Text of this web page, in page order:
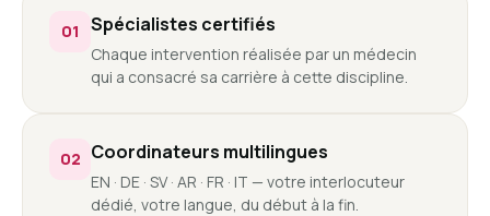
01 Spécialistes certifiés
Chaque intervention réalisée par un médecin
qui a consacré sa carrière à cette discipline.
02 Coordinateurs multilingues
EN · DE · SV · AR · FR · IT — votre interlocuteur
dédié, votre langue, du début à la fin.